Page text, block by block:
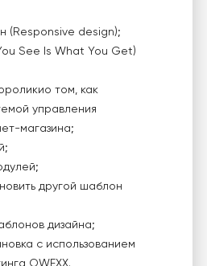
(Responsive design);
See Is What You Get)
том, как
управления
магазина;
другой шаблон
дизайна;
с использованием
OWEXX.